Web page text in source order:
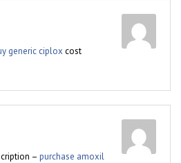
generic ciplox cost
– purchase amoxil